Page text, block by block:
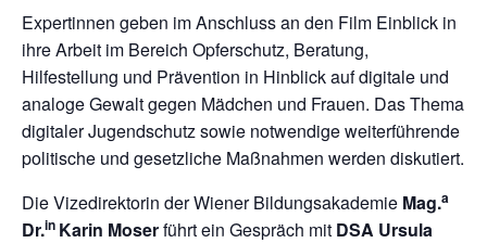
Expertinnen geben im Anschluss an den Film Einblick in
ihre Arbeit im Bereich Opferschutz, Beratung,
Hilfestellung und Prävention in Hinblick auf digitale und
analoge Gewalt gegen Mädchen und Frauen. Das Thema
digitaler Jugendschutz sowie notwendige weiterführende
politische und gesetzliche Maßnahmen werden diskutiert.
Die Vizedirektorin der Wiener Bildungsakademie Mag.a
Dr.in Karin Moserführt ein Gespräch mit DSA Ursula